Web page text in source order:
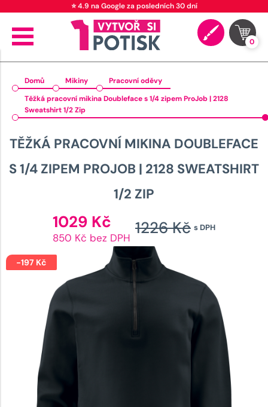
⭐ 4.9 na Google za posledních 30 dní
0
Domů Mikiny
Pracovní oděvy
Těžká pracovní mikina Doubleface s 1/4 zipem ProJob | 2128
Sweatshirt 1/2 Zip
TĚŽKÁ PRACOVNÍ MIKINA DOUBLEFACE
S 1/4 ZIPEM PROJOB | 2128 SWEATSHIRT
1/2 ZIP
s DPH
1226Kč
1226
1029 Kčcena
je:
1029 Kč.
850 Kč bez DPH
-197 Kč